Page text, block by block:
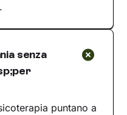
senza
puntano a